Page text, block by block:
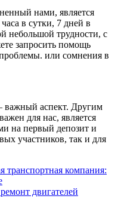
нами, является
в сутки, 7 дней в
небольшой трудности, с
запросить помощь
или сомнения в
аспект. Другим
для нас, является
на первый депозит и
участников, так и для
транспортная компания:
двигателей